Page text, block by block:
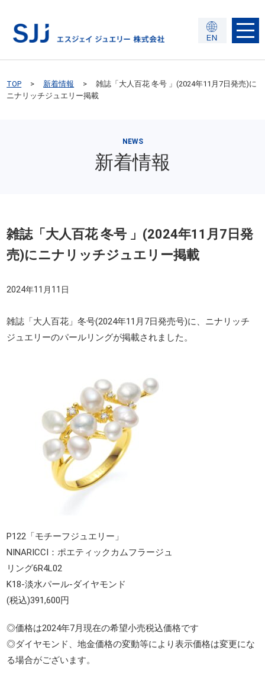
TOP 新着情報
雑誌「大人百花 冬号 」(2024年11月7日発売)に
ニナリッチジュエリー掲載
NEWS
新着情報
雑誌「大人百花 冬号 」(2024年11月7日発
売)にニナリッチジュエリー掲載
2024年11月11日
雑誌「大人百花」冬号(2024年11月7日発売号)に、ニナリッチ
ジュエリーのパールリングが掲載されました。
P122「モチーフジュエリー」
NINARICCI：ポエティックカムフラージュ
リング6R4L02
K18-淡水パール-ダイヤモンド
(税込)391,600円
◎価格は2024年7月現在の希望小売税込価格です
◎ダイヤモンド、地金価格の変動等により表示価格は変更にな
る場合がございます。